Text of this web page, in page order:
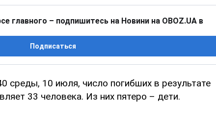
главного – подпишитесь на Новини на OBOZ.UA в
Подписаться
среды, 10 июля, число погибших в результате
33 человека. Из них пятеро – дети.